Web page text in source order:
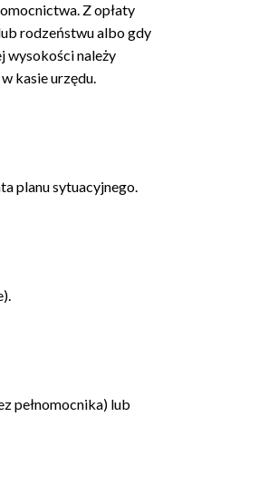
Z opłaty
rodzeństwu albo gdy
wysokości należy
kasie urzędu.
planu sytuacyjnego.
pełnomocnika) lub